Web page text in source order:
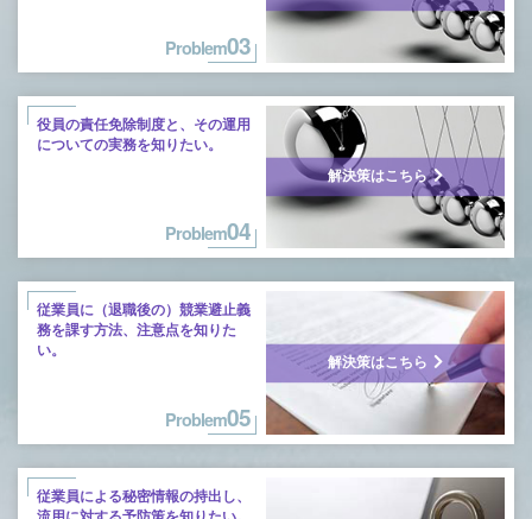
Problem03
役員の責任免除制度と、その運用
についての実務を知りたい。
Problem04
解決策はこちら
従業員に（退職後の）競業避止義
務を課す方法、注意点を知りた
い。
Problem05
解決策はこちら
従業員による秘密情報の持出し、